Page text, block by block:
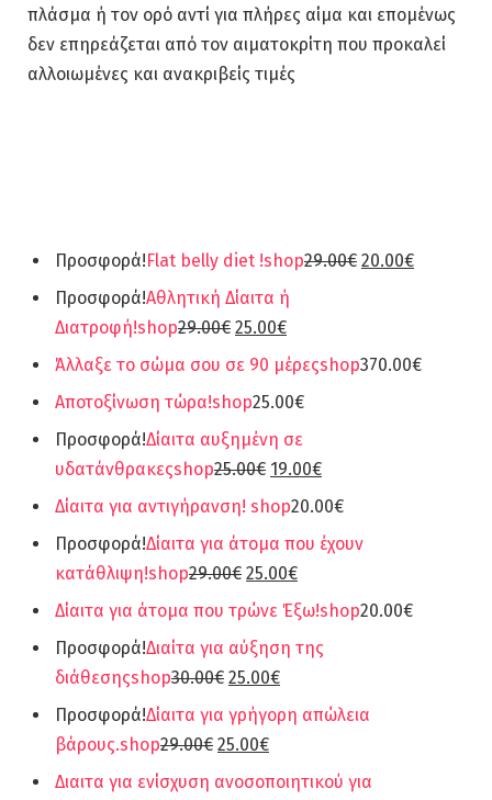
πλάσμα ή τον ορό αντί για πλήρες αίμα και επομένως
δεν επηρεάζεται από τον αιματοκρίτη που προκαλεί
αλλοιωμένες και ανακριβείς τιμές
Προσφορά!Flat belly diet !shop29.00€ 20.00€
Προσφορά!Αθλητική Δίαιτα ή
Διατροφή!shop29.00€ 25.00€
Άλλαξε το σώμα σου σε 90 μέρεςshop370.00€
Αποτοξίνωση τώρα!shop25.00€
Προσφορά!Δίαιτα αυξημένη σε
υδατάνθρακεςshop25.00€ 19.00€
Δίαιτα για αντιγήρανση! shop20.00€
Προσφορά!Δίαιτα για άτομα που έχουν
κατάθλιψη!shop29.00€ 25.00€
Δίαιτα για άτομα που τρώνε Έξω!shop20.00€
Προσφορά!Διαίτα για αύξηση της
διάθεσηςshop30.00€ 25.00€
Προσφορά!Δίαιτα για γρήγορη απώλεια
βάρους.shop29.00€ 25.00€
Διαιτα για ενίσχυση ανοσοποιητικού για